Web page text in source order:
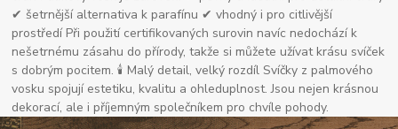
✔ šetrnější alternativa k parafínu ✔ vhodný i pro citlivější
prostředí Při použití certifikovaných surovin navíc nedochází k
nešetrnému zásahu do přírody, takže si můžete užívat krásu svíček
s dobrým pocitem. 🕯 Malý detail, velký rozdíl Svíčky z palmového
vosku spojují estetiku, kvalitu a ohleduplnost. Jsou nejen krásnou
dekorací, ale i příjemným společníkem pro chvíle pohody.